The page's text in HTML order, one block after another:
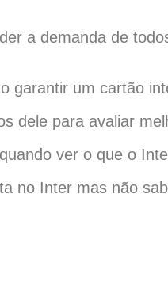
a demanda de
garantir um cartão
dele para avaliar
ver o que o
no Inter mas não